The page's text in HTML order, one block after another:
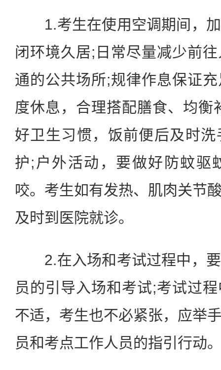
1.考生在使用空调期间，加
闭环境久居;日常尽量减少前
通的公共场所;规律作息保证
度休息，合理搭配膳食、均衡
好卫生习惯，饭前便后及时
护;户外活动，要做好防蚊驱
咬。考生如有发热、肌肉关节
及时到医院就诊。
2.在入场和考试过程中，要
员的引导入场和考试;考试过
不适，考生也不必紧张，应举
员和考点工作人员的指引行动